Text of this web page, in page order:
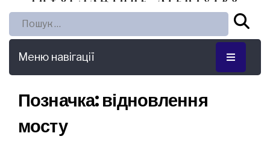
Пошук:
Меню навігації
Позначка:відновлення
мосту